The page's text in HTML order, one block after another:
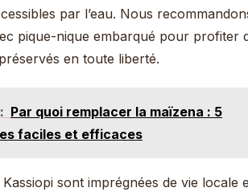
par l’eau. Nous
pique-nique embarqué pour profiter
en toute liberté.
Par quoi remplacer la maïzena : 5
faciles et efficaces
Kassiopi sont imprégnées de vie locale